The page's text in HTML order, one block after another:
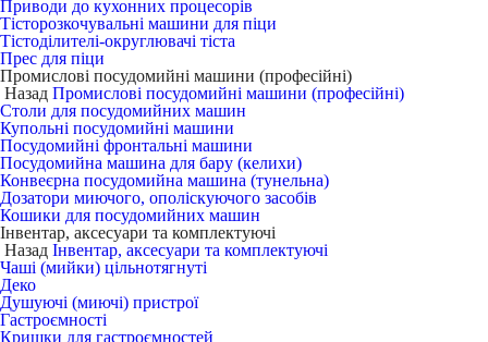
Приводи до кухонних процесорів
Тісторозкочувальні машини для піци
Тістоділителі-округлювачі тіста
Прес для піци
Промислові посудомийні машини (професійні)
Назад Промислові посудомийні машини (професійні)
Столи для посудомийних машин
Купольні посудомийні машини
Посудомийні фронтальні машини
Посудомийна машина для бару (келихи)
Конвеєрна посудомийна машина (тунельна)
Дозатори миючого, ополіскуючого засобів
Кошики для посудомийних машин
Інвентар, аксесуари та комплектуючі
Назад Інвентар, аксесуари та комплектуючі
Чаші (мийки) цільнотягнуті
Деко
Душуючі (миючі) пристрої
Гастроємності
Кришки для гастроємностей